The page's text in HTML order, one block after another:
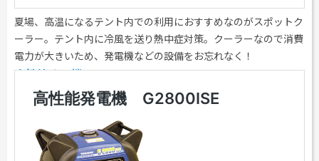
夏場、高温になるテント内での利用におすすめなのがスポットク
ーラー。テント内に冷風を送り熱中症対策。クーラーなので消費
電力が大きいため、発電機などの設備をお忘れなく！
高性能発電機 G2800ISE